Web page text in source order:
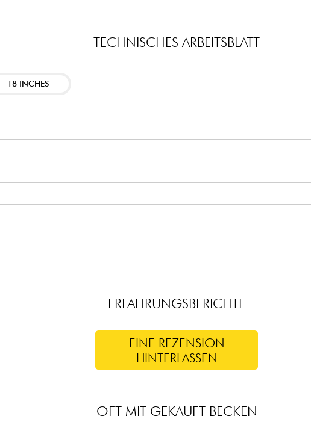
TECHNISCHES ARBEITSBLATT
18 INCHES
ERFAHRUNGSBERICHTE
EINE REZENSION
HINTERLASSEN
OFT MIT GEKAUFT BECKEN